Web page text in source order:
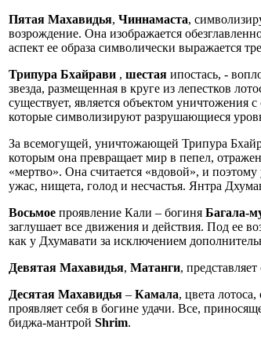
Пятая Махавидья, Чиннамаста,
возрождение. Она изображается
аспект ее образа символически выражается
Трипура Бхайрави , шестая ипостась, -
звезда, размещенная в круге из лепестков
существует, является объектом уничтожения
которые символизируют разрушающиеся
За всемогущей, уничтожающей Трипура
которым она превращает мир в пепел,
«мертво». Она считается «вдовой», и
ужас, нищета, голод и несчастья. Янтра
Восьмое проявление Кали – богиня Багала-
заглушает все движения и действия. Под ее
как у Дхумавати за исключением
Девятая Махавидья, Матанги,
Десятая Махавидья – Камала, цвета
проявляет себя в богине удачи. Все,
биджа-мантрой Shrim.